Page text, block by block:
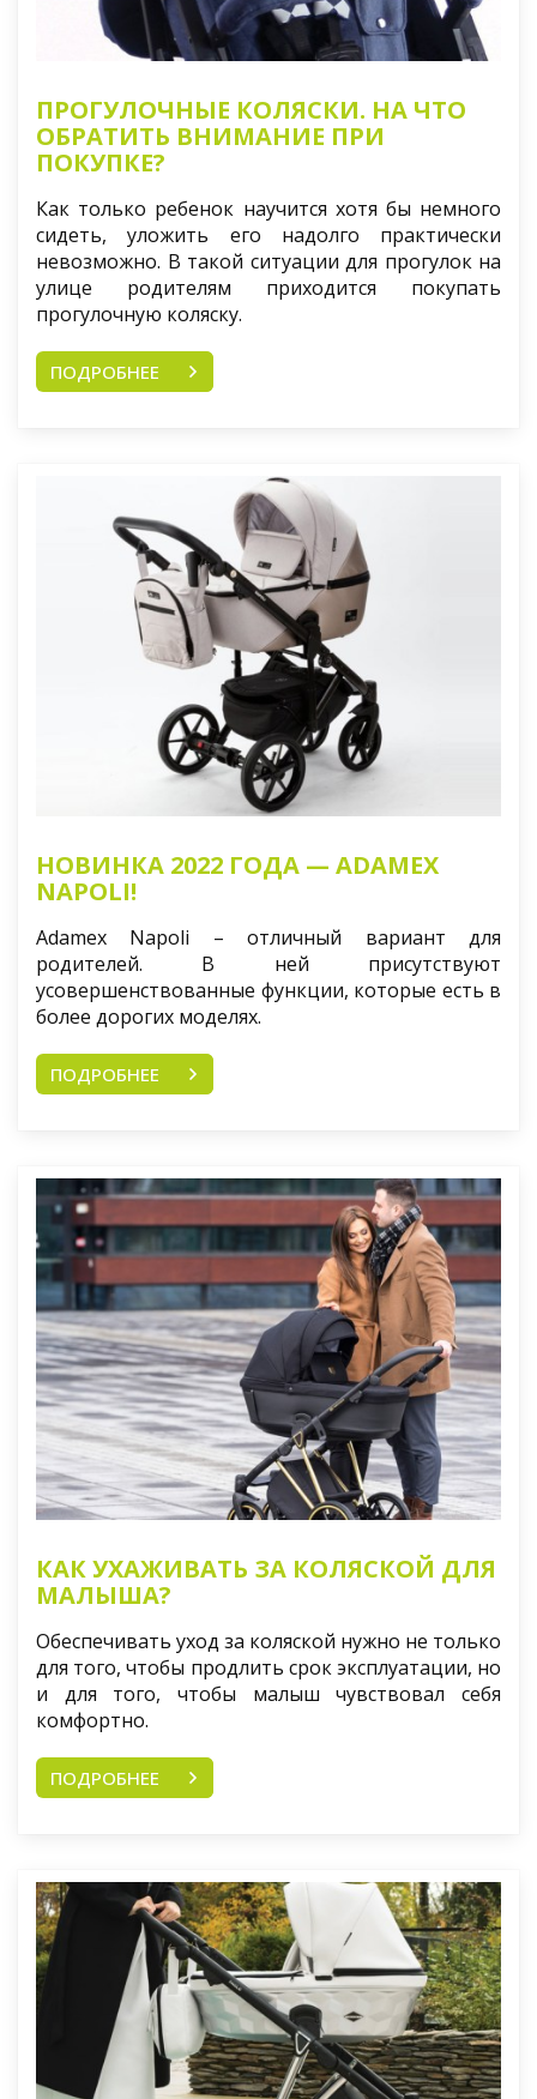
ПРОГУЛОЧНЫЕ КОЛЯСКИ. НА ЧТО
ОБРАТИТЬ ВНИМАНИЕ ПРИ
ПОКУПКЕ?
Как только ребенок научится хотя бы немного
сидеть, уложить его надолго практически
невозможно. В такой ситуации для прогулок на
улице родителям приходится покупать
прогулочную коляску.
ПОДРОБНЕЕ
НОВИНКА 2022 ГОДА — ADAMEX
NAPOLI!
Adamex Napoli – отличный вариант для
родителей. В ней присутствуют
усовершенствованные функции, которые есть в
более дорогих моделях.
ПОДРОБНЕЕ
КАК УХАЖИВАТЬ ЗА КОЛЯСКОЙ ДЛЯ
МАЛЫША?
Обеспечивать уход за коляской нужно не только
для того, чтобы продлить срок эксплуатации, но
и для того, чтобы малыш чувствовал себя
комфортно.
ПОДРОБНЕЕ